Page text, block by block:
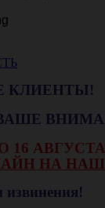
КЛИЕНТЫ!
16
НА